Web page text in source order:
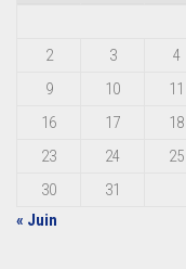
2
3 4
9
10 11
16
17 18
23
24 25
30
31
« Juin